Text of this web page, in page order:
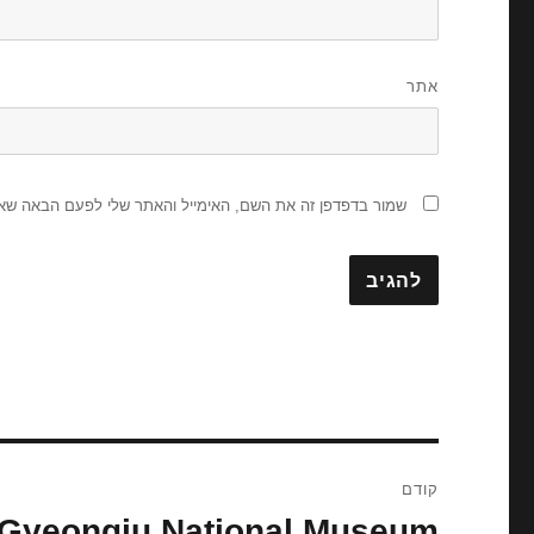
אתר
שמור בדפדפן זה את השם, האימייל והאתר שלי לפעם הבאה
קודם
הפוסט